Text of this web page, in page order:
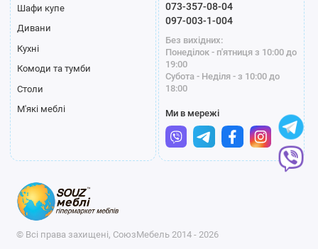
Шафи купе
Дивани
Кухні
Комоди та тумби
Столи
М'які меблі
073-357-08-04
097-003-1-004
Без вихідних:
Понеділок - п'ятниця з 10:00 до
19:00
Субота - Неділя - з 10:00 до
18:00
Ми в мережі
© Всі права захищені, СоюзМебель 2014 - 2026